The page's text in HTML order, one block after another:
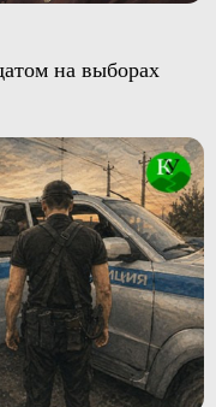
на выборах